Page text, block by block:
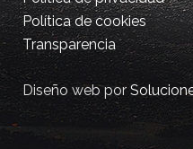
Política de cookies
Transparencia
Diseño web por